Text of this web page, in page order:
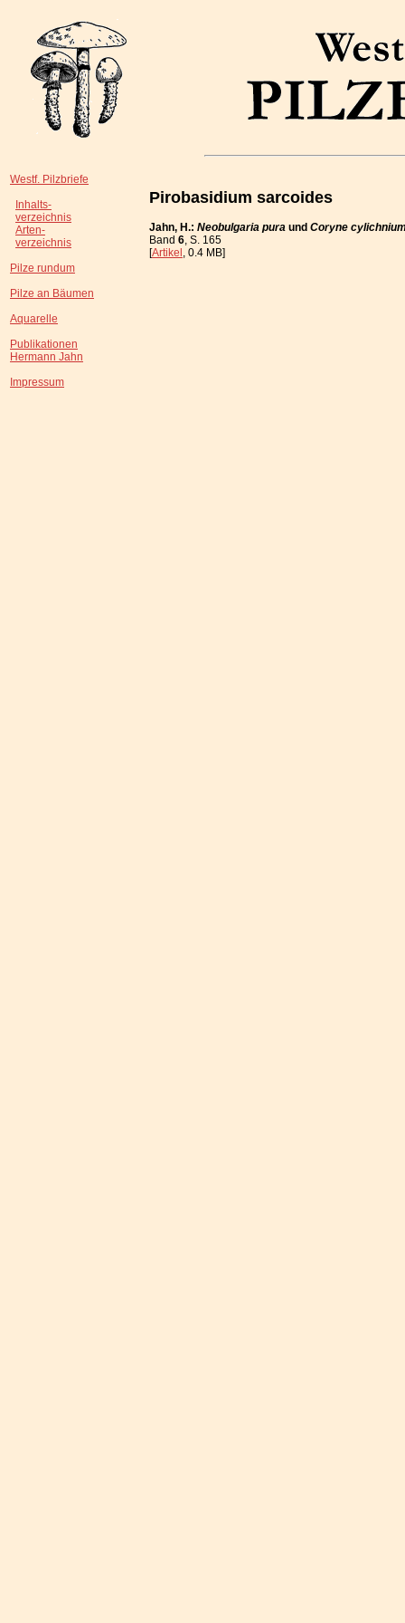
Westf. Pilzbriefe
Inhalts-
verzeichnis
Arten-
verzeichnis
Pilze rundum
Pilze an Bäumen
Aquarelle
Publikationen
Hermann Jahn
Impressum
Pirobasidium sarcoides
Jahn, H.: Neobulgaria pura und Coryne
Band 6, S. 165
[Artikel, 0.4 MB]